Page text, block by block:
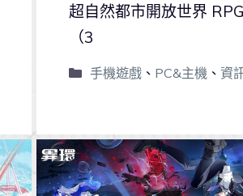
超自然都市開放世界
（3
手機遊戲、 PC&主機 、 資